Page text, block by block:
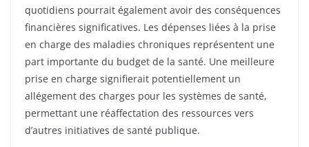
quotidiens pourrait également avoir des conséquences
financières significatives. Les dépenses liées à la prise
en charge des maladies chroniques représentent une
part importante du budget de la santé. Une meilleure
prise en charge signifierait potentiellement un
allégement des charges pour les systèmes de santé,
permettant une réaffectation des ressources vers
d’autres initiatives de santé publique.